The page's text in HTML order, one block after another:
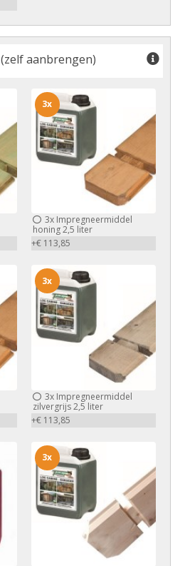
(zelf aanbrengen)
3xImpregneermiddel
honing 2,5 liter
+€ 113,85
3x
3xImpregneermiddel
zilvergrijs 2,5 liter
+€ 113,85
3x
3x